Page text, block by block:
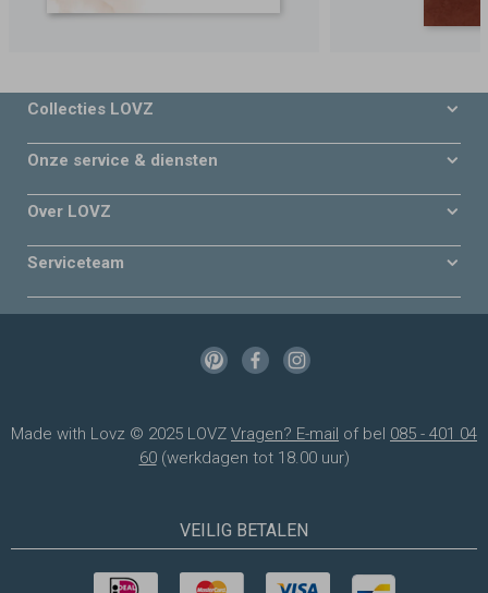
Collecties LOVZ
Onze service & diensten
Over LOVZ
Serviceteam
Made with Lovz © 2025 LOVZ Vragen? E-mail of bel 085 - 401 04
60(werkdagen tot 18.00 uur)
VEILIG BETALEN